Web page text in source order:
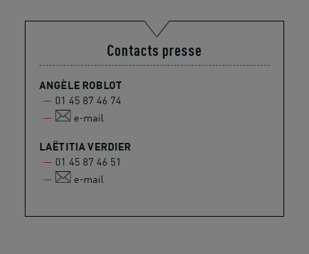
Contacts presse
ANGÈLE ROBLOT
01 45 87 46 74
e-mail
LAËTITIA VERDIER
01 45 87 46 51
e-mail